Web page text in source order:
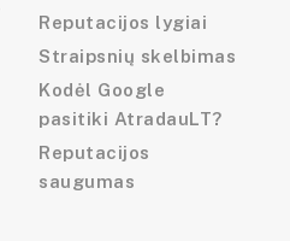
Reputacijos lygiai
Straipsnių skelbimas
Kodėl Google
pasitiki AtradauLT?
Reputacijos
saugumas